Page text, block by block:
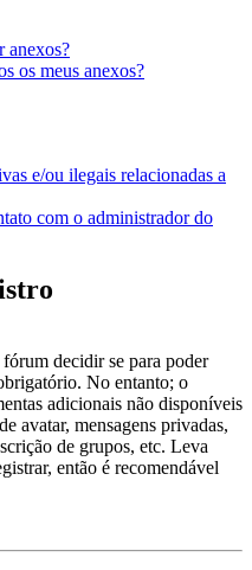
anexos?
os meus anexos?
e/ou ilegais relacionadas a
com o administrador do
decidir se para poder
No entanto; o
adicionais não disponíveis
avatar, mensagens privadas,
de grupos, etc. Leva
então é recomendável